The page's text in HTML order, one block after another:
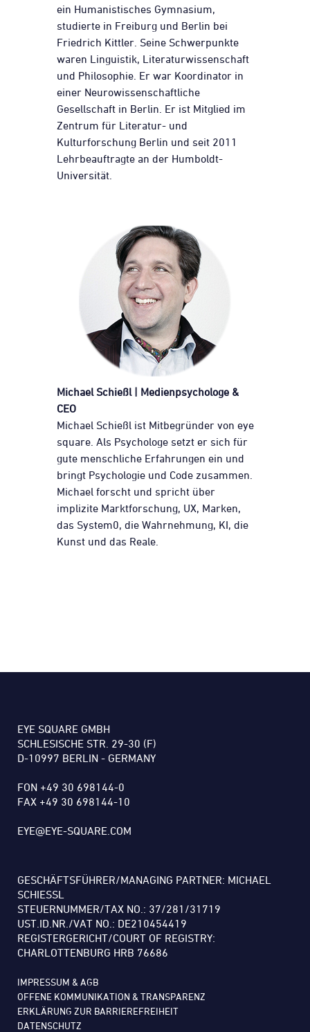
ein Humanistisches Gymnasium,
studierte in Freiburg und Berlin bei
Friedrich Kittler. Seine Schwerpunkte
waren Linguistik, Literaturwissenschaft
und Philosophie. Er war Koordinator in
einer Neurowissenschaftliche
Gesellschaft in Berlin. Er ist Mitglied im
Zentrum für Literatur- und
Kulturforschung Berlin und seit 2011
Lehrbeauftragte an der Humboldt-
Universität.
Michael Schießl | Medienpsychologe &
CEO
Michael Schießl ist Mitbegründer von eye
square. Als Psychologe setzt er sich für
gute menschliche Erfahrungen ein und
bringt Psychologie und Code zusammen.
Michael forscht und spricht über
implizite Marktforschung, UX, Marken,
das System0, die Wahrnehmung, KI, die
Kunst und das Reale.
EYE SQUARE GMBH
SCHLESISCHE STR. 29-30 (F)
D-10997 BERLIN - GERMANY
FON +49 30 698144-0
FAX +49 30 698144-10
EYE@EYE-SQUARE.COM
GESCHÄFTSFÜHRER/MANAGING PARTNER: MICHAEL
SCHIESSL
STEUERNUMMER/TAX NO.: 37/281/31719
UST.ID.NR./VAT NO.: DE210454419
REGISTERGERICHT/COURT OF REGISTRY:
CHARLOTTENBURG HRB 76686
IMPRESSUM & AGB
OFFENE KOMMUNIKATION & TRANSPARENZ
ERKLÄRUNG ZUR BARRIEREFREIHEIT
DATENSCHUTZ